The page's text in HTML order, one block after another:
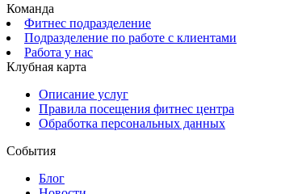
Команда
Фитнес подразделение
Подразделение по работе с клиентами
Работа у нас
Клубная карта
Описание услуг
Правила посещения фитнес центра
Обработка персональных данных
События
Блог